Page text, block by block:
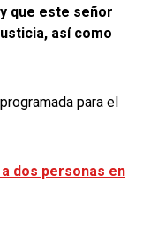
que este señor
así como
para el
dos personas en